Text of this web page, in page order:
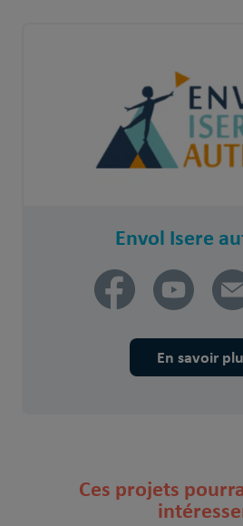
Envol Isere
En savoir
Ces projets